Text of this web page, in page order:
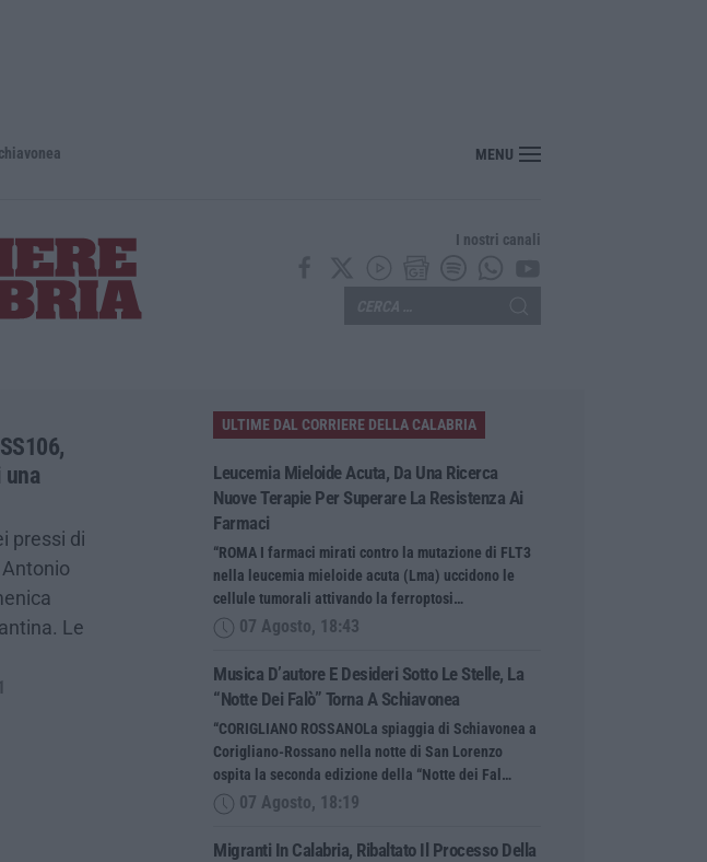
Migranti in Calabria, ribaltato il processo della Corte dei Conti. Assolti Lucano e gli altri
MENU
I nostri canali
pressi di
Le
ULTIME DAL CORRIERE DELLA CALABRIA
Leucemia Mieloide Acuta, Da Una Ricerca
Nuove Terapie Per Superare La Resistenza Ai
Farmaci
“ROMA I farmaci mirati contro la mutazione di FLT3
nella leucemia mieloide acuta (Lma) uccidono le
cellule tumorali attivando la ferroptosi…
07 Agosto, 18:43
Musica D’autore E Desideri Sotto Le Stelle, La
“Notte Dei Falò” Torna A Schiavonea
“CORIGLIANO ROSSANOLa spiaggia di Schiavonea a
Corigliano-Rossano nella notte di San Lorenzo
ospita la seconda edizione della “Notte dei Fal…
07 Agosto, 18:19
Migranti In Calabria, Ribaltato Il Processo Della